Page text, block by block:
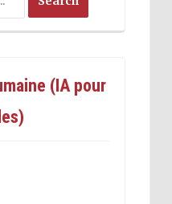
(IA pour